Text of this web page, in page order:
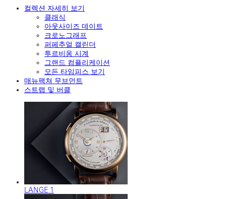
컬렉션 자세히 보기
클래식
아웃사이즈 데이트
크로노그래프
퍼페추얼 캘린더
투르비옹 시계
그랜드 컴플리케이션
모든 타임피스 보기
매뉴팩쳐 무브먼트
스트랩 및 버클
LANGE 1